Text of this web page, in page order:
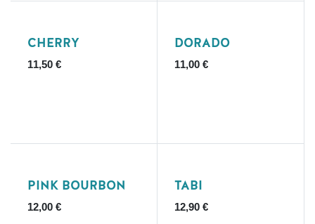
CHERRY
11,50 €
DORADO
11,00€
PINK BOURBON
12,00 €
Ausverkauft
TABI
12,90€